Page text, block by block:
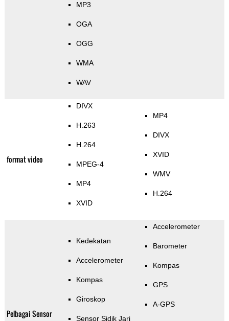
MP3
OGA
OGG
WMA
WAV
format video
DIVX
H.263
H.264
MPEG-4
MP4
XVID
MP4
DIVX
XVID
WMV
H.264
Pelbagai Sensor
Kedekatan
Accelerometer
Kompas
Giroskop
Sensor Sidik Jari
Accelerometer
Barometer
Kompas
GPS
A-GPS